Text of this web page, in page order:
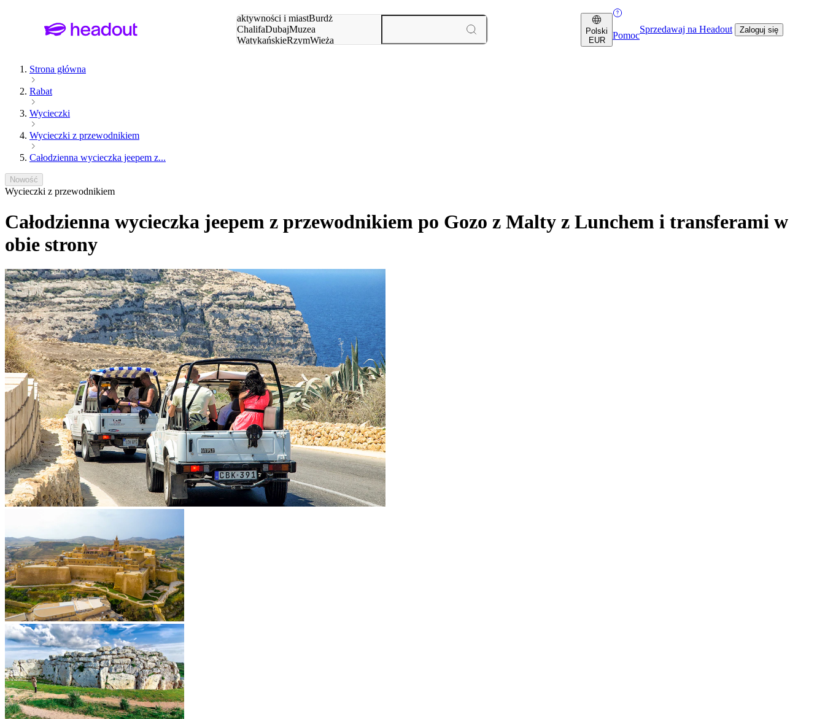
aktywności i miastBurdż
ChalifaDubajMuzea
WatykańskieRzymWieża
Polski
EUR
Pomoc
Sprzedawaj na Headout Zaloguj się
Strona główna
Rabat
Wycieczki
Wycieczki z przewodnikiem
Całodzienna wycieczka jeepem z...
Nowość
Wycieczki z przewodnikiem
Całodzienna wycieczka jeepem z przewodnikiem po Gozo z Malty z Lunchem i transferami w
obie strony